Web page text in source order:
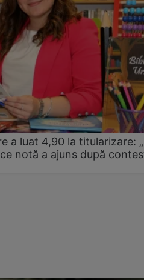
a luat 4,90 la titularizare:
notă a ajuns după